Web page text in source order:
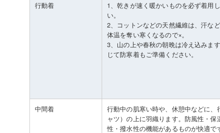
行動着
1、乾きが速く暖かいものを必ず着用
い。
2、コットンなどの天然繊維は、汗な
体温を奪い寒くなるので×。
3、山の上や春秋の朝晩は冷え込みま
じて防寒着もご準備ください。
中間着
行動中の肌寒い時や、休憩中などに、
ャツ）の上に羽織ります。防風性・保
性・撥水性の機能があるものが快適で